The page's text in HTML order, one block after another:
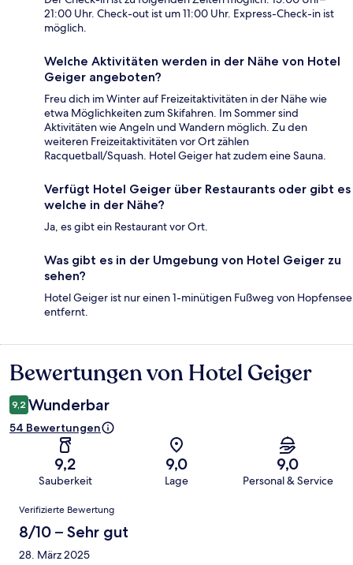
21:00 Uhr. Check-out ist um 11:00 Uhr. Express-Check-in ist
möglich.
Welche Aktivitäten werden in der Nähe von Hotel
Geiger angeboten?
Freu dich im Winter auf Freizeitaktivitäten in der Nähe wie
etwa Möglichkeiten zum Skifahren. Im Sommer sind
Aktivitäten wie Angeln und Wandern möglich. Zu den
weiteren Freizeitaktivitäten vor Ort zählen
Racquetball/Squash. Hotel Geiger hat zudem eine Sauna.
Verfügt Hotel Geiger über Restaurants oder gibt es
welche in der Nähe?
Ja, es gibt ein Restaurant vor Ort.
Was gibt es in der Umgebung von Hotel Geiger zu
sehen?
Hotel Geiger ist nur einen 1-minütigen Fußweg von Hopfensee
entfernt.
Bewertungen
Bewertungen von Hotel Geiger
9,2 Wunderbar
54 Bewertungen
9,2
Sauberkeit
9,0
Lage
9,0
Personal & Service
Bewertungen
Verifizierte Bewertung
8/10 – Sehr gut
28. März 2025